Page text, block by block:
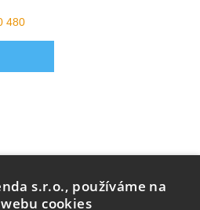
480
s.r.o., používáme na
cookies